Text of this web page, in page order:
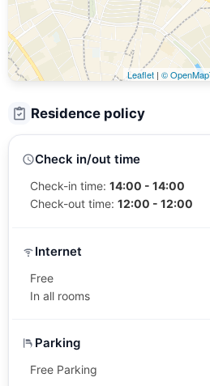
Leaflet | ©
Residence policy
Check in/out time
Check-in time: 14:00 - 14:00
Check-out time: 12:00 - 12:00
Internet
Free
In all rooms
Parking
Free Parking